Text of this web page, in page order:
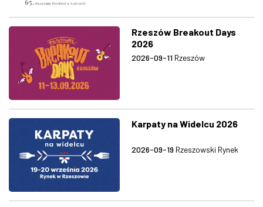
Rzeszów Breakout Days
2026
2026-09-11 Rzeszów
Karpaty na Widelcu 2026
2026-09-19 Rzeszowski Rynek